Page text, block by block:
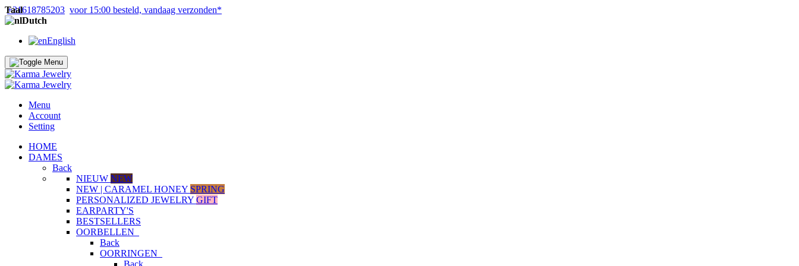
+31618785203 voor 15:00 besteld, vandaag verzonden*
Taal
Dutch
English
Menu
Account
Setting
HOME
DAMES
Back
NIEUW NEW
NEW | CARAMEL HONEY SPRING
PERSONALIZED JEWELRY GIFT
EARPARTY'S
BESTSELLERS
OORBELLEN
Back
OORRINGEN
Back